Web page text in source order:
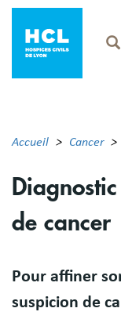
Aller
contenu
principal
Accueil Cancer
de cancer
Résumé
Pour affiner
suspicion de